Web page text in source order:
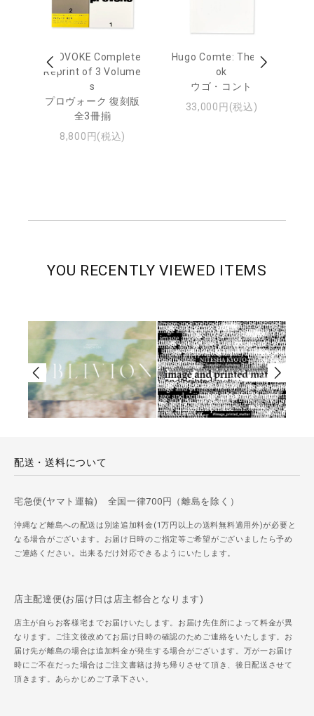
PROVOKE Complete
Reprint of 3 Volume
s
プロヴォーク 復刻版
全3冊揃
8,800円(税込)
Hugo Comte: The Bo
ok
ウゴ・コント
33,000円(税込)
YOU RECENTLY VIEWED ITEMS
配送・送料について
宅急便(ヤマト運輸) 全国一律700円（離島を除く）
沖縄など離島への配送は別途追加料金(1万円以上の送料無料適用外)が必要と
なる場合がございます。お届け日時のご指定等ご希望がございましたら予め
ご連絡ください。出来るだけ対応できるようにいたします。
店主配達便(お届け日は店主都合となります)
店主が自らお客様宅までお届けいたします。お届け先住所によって料金が異
なります。ご注文後改めてお届け日時の確認のためご連絡をいたします。お
届け先が離島の場合は追加料金が発生する場合がございます。万が一お届け
時にご不在だった場合はご注文書籍は持ち帰りさせて頂き、後日配送させて
頂きます。あらかじめご了承下さい。